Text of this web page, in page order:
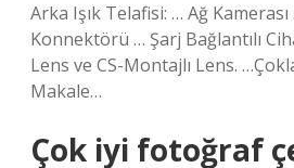
Arka Işık Telafisi: … Ağ
Konnektörü … Şarj Bağlantılı
Lens ve CS-Montajlı Lens.
Makale…
Çok iyi fotoğraf